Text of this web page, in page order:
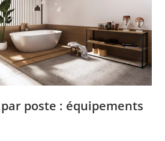
poste : équipements